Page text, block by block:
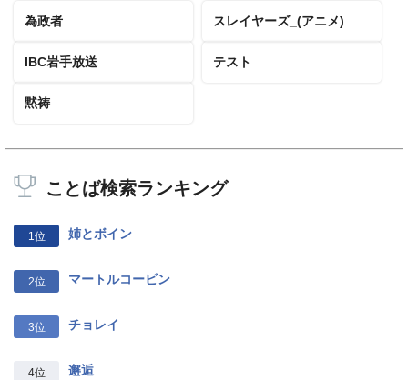
為政者 スレイヤーズ_(アニメ)
IBC岩手放送 テスト
黙祷
ことば検索ランキング
1位 姉とボイン
2位 マートルコービン
3位 チョレイ
4位 邂逅